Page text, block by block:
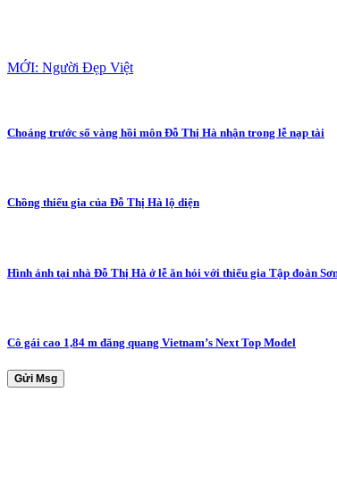
MỚI: Người Đẹp Việt
Choáng trước số vàng hồi môn Đỗ Thị Hà nhận trong lễ nạp tài
Chồng thiếu gia của Đỗ Thị Hà lộ diện
Hình ảnh tại nhà Đỗ Thị Hà ở lễ ăn hỏi với thiếu gia Tập đoàn
Cô gái cao 1,84 m đăng quang Vietnam’s Next Top Model
Gửi Msg